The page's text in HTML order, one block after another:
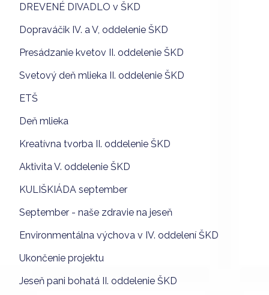
DREVENÉ DIVADLO v ŠKD
Dopraváčik IV. a V, oddelenie ŠKD
Presádzanie kvetov II. oddelenie ŠKD
Svetový deň mlieka II. oddelenie ŠKD
ETŠ
Deň mlieka
Kreatívna tvorba II. oddelenie ŠKD
Aktivita V. oddelenie ŠKD
KULIŠKIÁDA september
September - naše zdravie na jeseň
Environmentálna výchova v IV. oddelení ŠKD
Ukončenie projektu
Jeseň pani bohatá II. oddelenie ŠKD